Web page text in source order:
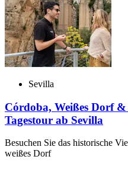
Sevilla
Córdoba, Weißes Dorf
Tagestour ab Sevilla
Besuchen Sie das historische
weißes Dorf